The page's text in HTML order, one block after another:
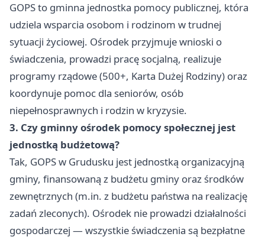
GOPS to gminna jednostka pomocy publicznej, która
udziela wsparcia osobom i rodzinom w trudnej
sytuacji życiowej. Ośrodek przyjmuje wnioski o
świadczenia, prowadzi pracę socjalną, realizuje
programy rządowe (500+, Karta Dużej Rodziny) oraz
koordynuje pomoc dla seniorów, osób
niepełnosprawnych i rodzin w kryzysie.
3. Czy gminny ośrodek pomocy społecznej jest
jednostką budżetową?
Tak, GOPS w Grudusku jest jednostką organizacyjną
gminy, finansowaną z budżetu gminy oraz środków
zewnętrznych (m.in. z budżetu państwa na realizację
zadań zleconych). Ośrodek nie prowadzi działalności
gospodarczej — wszystkie świadczenia są bezpłatne